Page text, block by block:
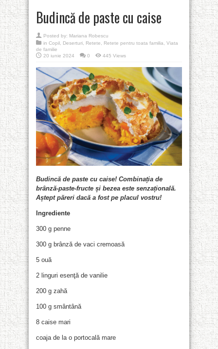
Budincă de paste cu caise
Posted by: Mariana Robescu
in Copil Deserturi Retete Retete pentru toata familia
Viata
de familie
20 iunie 2024
0 445 Views
Budincă de paste cu caise! Combinația de
brânză-paste-fructe și bezea este senzațională.
Aștept păreri dacă a fost pe placul vostru!
Ingrediente
300 g penne
300 g brânză de vaci cremoasă
5 ouă
2 linguri esenţă de vanilie
200 g zahă
100 g smântână
8 caise mari
coaja de la o portocală mare